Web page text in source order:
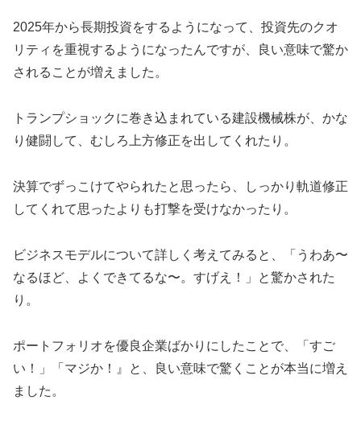
2025年から長期投資をするようになって、投資先のクオ
リティを重視するようになったんですが、良い意味で驚か
されることが増えました。
トランプショックに巻き込まれている建設機械株が、かな
り健闘して、むしろ上方修正を出してくれたり。
決算でずっこけてやられたと思ったら、しっかり軌道修正
してくれて思ったよりも打撃を受けなかったり。
ビジネスモデルについて詳しく考えてみると、「うわあ〜
なるほど、よくできてるな〜。すげえ！」と驚かされた
り。
ポートフォリオを優良企業ばかりにしたことで、「すご
い！」「マジか！』と、良い意味で驚くことが本当に増え
ました。